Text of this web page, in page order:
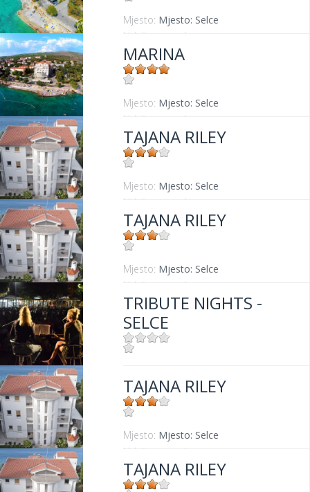
Mjesto: Mjesto: Selce
Udaljenost od mora:
MARINA
Mjesto: Mjesto: Selce
Udaljenost od mora:
TAJANA RILEY
Mjesto: Mjesto: Selce
Udaljenost od mora:
TAJANA RILEY
Mjesto: Mjesto: Selce
Udaljenost od mora:
TRIBUTE NIGHTS -
SELCE
TAJANA RILEY
Mjesto: Mjesto: Selce
Udaljenost od mora:
TAJANA RILEY